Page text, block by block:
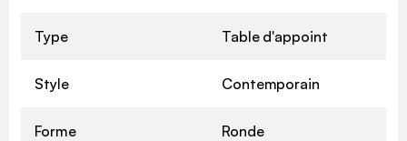
Type Table d'appoint
Style Contemporain
Forme Ronde